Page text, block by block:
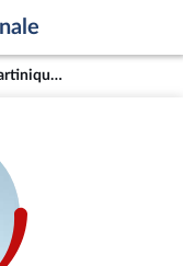
M. Jean-Philippe Nilor - Martinique (4e circonscription)